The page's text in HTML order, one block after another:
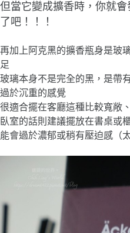
但當它變成擴香時，你就
了吧！！！
再加上阿克黑的擴香瓶身是玻
足
玻璃本身不是完全的黑，是帶
過於沉重的感覺
很適合擺在客廳這種比較寬敞
臥室的話則建議擺放在書桌或
能會過於濃郁或稍有壓迫感（